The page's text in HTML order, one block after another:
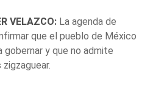
VELAZCO: La agenda de
que el pueblo de México
gobernar y que no admite